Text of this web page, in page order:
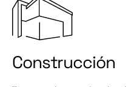
Construcción